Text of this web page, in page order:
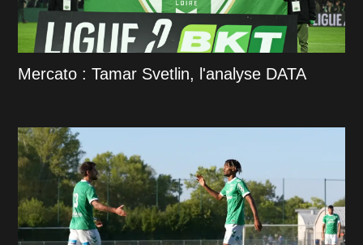
Mercato : Tamar Svetlin, l'analyse DATA